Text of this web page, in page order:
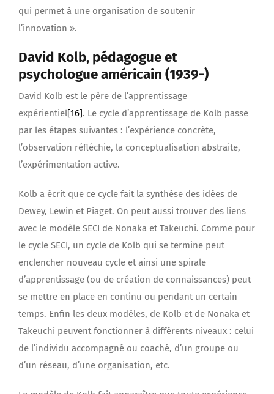
qui permet à une organisation de soutenir
l’innovation ».
David Kolb, pédagogue et
psychologue américain (1939-)
David Kolb est le père de l’apprentissage
expérientiel[16]. Le cycle d’apprentissage de Kolb passe
par les étapes suivantes : l’expérience concrète,
l’observation réfléchie, la conceptualisation abstraite,
l’expérimentation active.
Kolb a écrit que ce cycle fait la synthèse des idées de
Dewey, Lewin et Piaget. On peut aussi trouver des liens
avec le modèle SECI de Nonaka et Takeuchi. Comme pour
le cycle SECI, un cycle de Kolb qui se termine peut
enclencher nouveau cycle et ainsi une spirale
d’apprentissage (ou de création de connaissances) peut
se mettre en place en continu ou pendant un certain
temps. Enfin les deux modèles, de Kolb et de Nonaka et
Takeuchi peuvent fonctionner à différents niveaux : celui
de l’individu accompagné ou coaché, d’un groupe ou
d’un réseau, d’une organisation, etc.